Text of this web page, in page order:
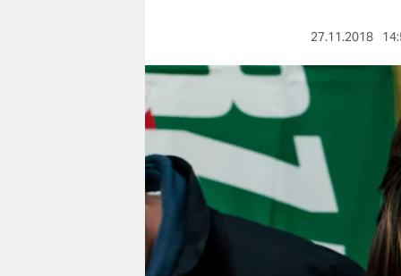
nord
wahrheit
verlag
verlag
27.11.2018